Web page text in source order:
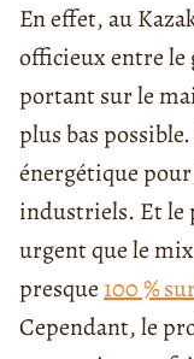
En effet, au
officieux entre le
portant sur le
plus bas
énergétique
industriels. Et le
urgent que le
presque100 %
Cependant, le